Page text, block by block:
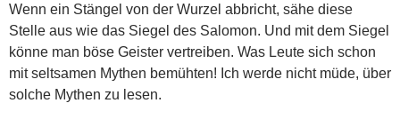
Wenn ein Stängel von der Wurzel abbricht, sähe diese
Stelle aus wie das Siegel des Salomon. Und mit dem Siegel
könne man böse Geister vertreiben. Was Leute sich schon
mit seltsamen Mythen bemühten! Ich werde nicht müde, über
solche Mythen zu lesen.